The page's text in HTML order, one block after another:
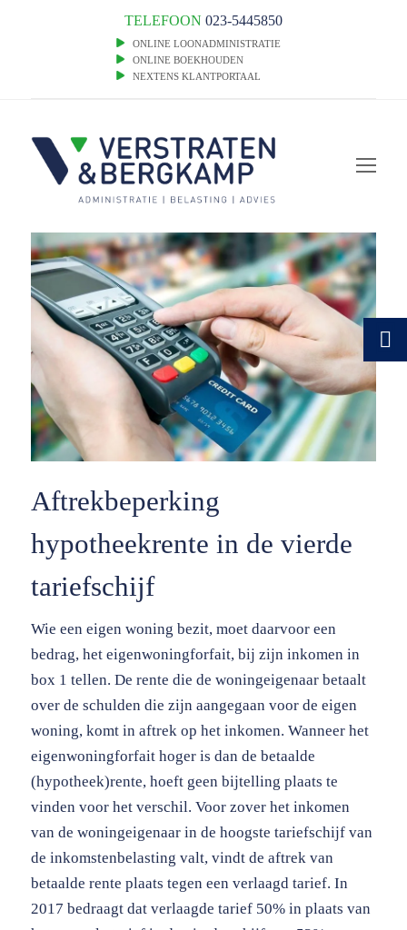
TELEFOON 023-5445850
ONLINE LOONADMINISTRATIE
ONLINE BOEKHOUDEN
NEXTENS KLANTPORTAAL
Aftrekbeperking
hypotheekrente in de vierde
tariefschijf
Wie een eigen woning bezit, moet daarvoor een
bedrag, het eigenwoningforfait, bij zijn inkomen in
box 1 tellen. De rente die de woningeigenaar betaalt
over de schulden die zijn aangegaan voor de eigen
woning, komt in aftrek op het inkomen. Wanneer het
eigenwoningforfait hoger is dan de betaalde
(hypotheek)rente, hoeft geen bijtelling plaats te
vinden voor het verschil. Voor zover het inkomen
van de woningeigenaar in de hoogste tariefschijf van
de inkomstenbelasting valt, vindt de aftrek van
betaalde rente plaats tegen een verlaagd tarief. In
2017 bedraagt dat verlaagde tarief 50% in plaats van